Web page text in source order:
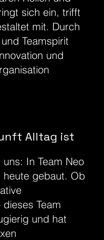
sich ein, trifft
mit. Durch
Teamspirit
und
Alltag ist
In Team Neo
gebaut. Ob
Team
und hat